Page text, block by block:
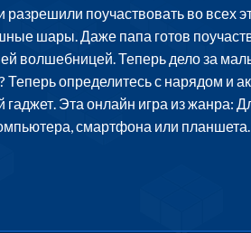
разрешили поучаствовать во всех
шары. Даже папа готов
волшебницей. Теперь дело за
определитесь с нарядом и
Эта онлайн игра из жанра:
смартфона или планшета.